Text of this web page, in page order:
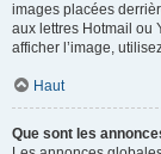
images placées
aux lettres Hotmail ou
afficher l’image,
Haut
Que sont les